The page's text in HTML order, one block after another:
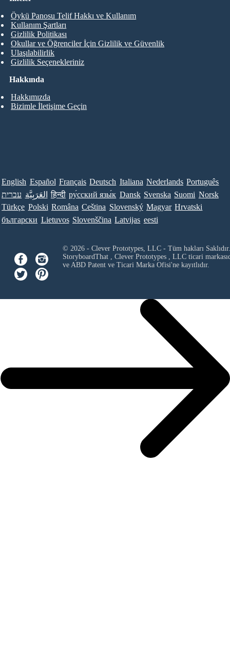
Hakkında
Hakkımızda
Bizimle İletişime Geçin
Öykü Panosu Telif Hakkı ve Kullanım
Kullanım Şartları
Gizlilik Politikası
Okullar ve Öğrenciler İçin Gizlilik ve Güvenlik
Ulaşılabilirlik
Gizlilik Seçenekleriniz
English Español Français Deutsch Italiana Nederlands Português
עברית العَرَبِيَّة हिन्दी ру́сский язы́к Dansk Svenska Suomi Norsk
Türkçe Polski Româna Ceština Slovenský Magyar Hrvatski
български Lietuvos Slovenščina Latvijas eesti
© 2026 - Clever Prototypes, LLC - Tüm hakları Saklıdır.
StoryboardThat , Clever Prototypes , LLCticari
ve ABD Patent ve Ticari Marka Ofisi'ne kayıtlıdır.